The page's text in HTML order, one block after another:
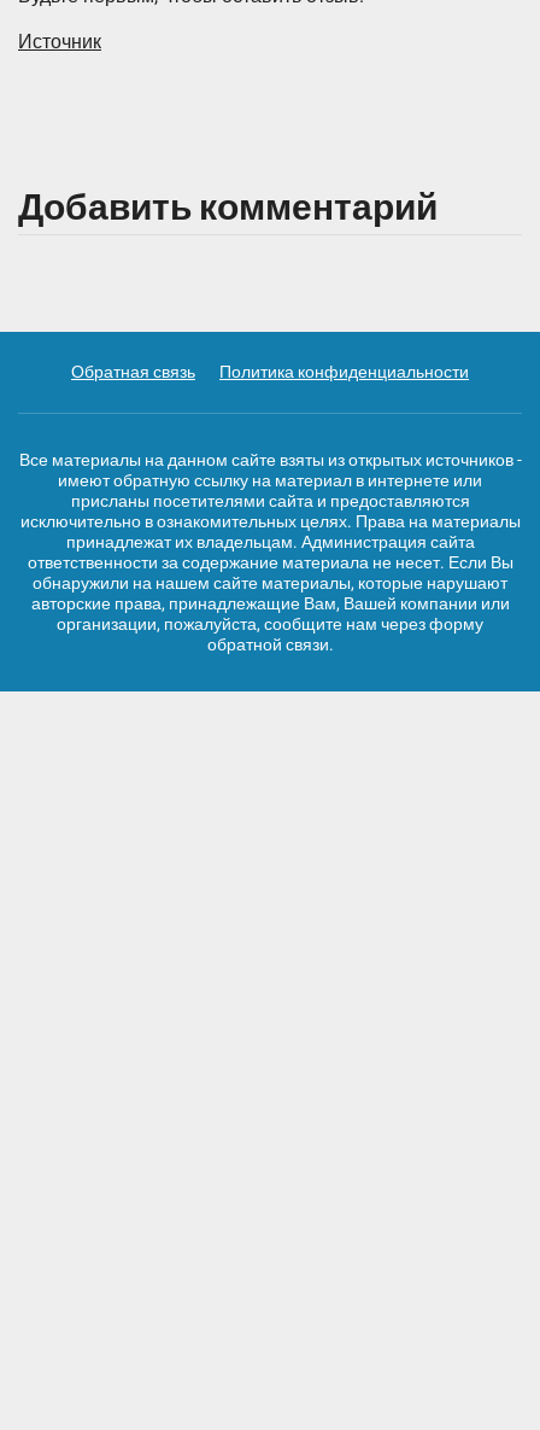
Источник
Добавить комментарий
Обратная связь Политика конфиденциальности
Все материалы на данном сайте взяты из открытых источников -
имеют обратную ссылку на материал в интернете или
присланы посетителями сайта и предоставляются
исключительно в ознакомительных целях. Права на материалы
принадлежат их владельцам. Администрация сайта
ответственности за содержание материала не несет. Если Вы
обнаружили на нашем сайте материалы, которые нарушают
авторские права, принадлежащие Вам, Вашей компании или
организации, пожалуйста, сообщите нам через форму
обратной связи.